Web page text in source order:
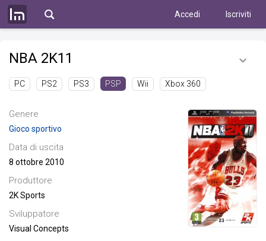
Accedi Iscriviti
NBA 2K11
PC PS2 PS3 PSP Wii Xbox 360
Genere
Gioco sportivo
Data di uscita
8 ottobre 2010
Produttore
2K Sports
Sviluppatore
Visual Concepts